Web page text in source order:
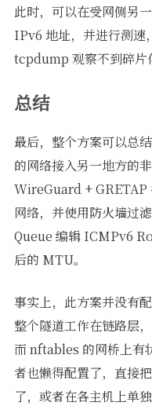
此时，可以在受网侧另
IPv6 地址，并进行测速
tcpdump 观察不到碎片
总结
最后，整个方案可以总
的网络接入另一地方的
WireGuard + GRETAP
网络，并使用防火墙过
Queue 编辑 ICMPv6
后的 MTU。
事实上，此方案并没有
整个隧道工作在链路层
而 nftables 的网桥上有
者也懒得配置了，直接
了，或者在各主机上单